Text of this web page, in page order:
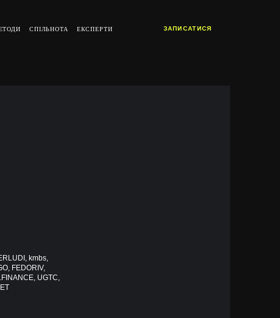
СПІЛЬНОТА ЕКСПЕРТИ ЗАПИСАТИСЯ
kmbs,
FEDORIV,
UGTC,